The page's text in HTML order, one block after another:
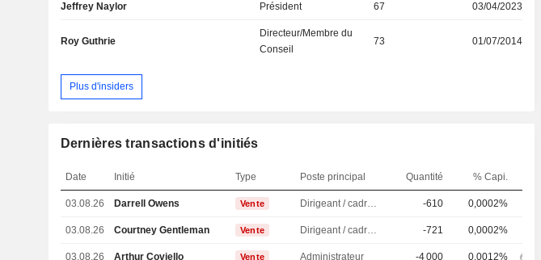
Jeffrey Naylor Président 67 03/04/2023
Roy Guthrie
Directeur/Membre du
Conseil
73 01/07/2014
Plus d'insiders
Dernières transactions d'initiés
Date Initié Type Poste principal Quantité % Capi.
03.08.26 Darrell Owens Vente -610 0,0002%
03.08.26 Courtney Gentleman Vente -721 0,0002%
03.08.26 Arthur Coviello Vente Administrateur -4 000 0,0012%